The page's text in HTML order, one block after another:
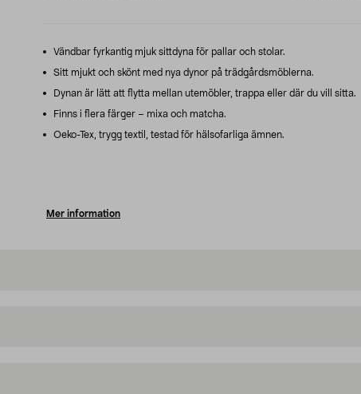
Vändbar fyrkantig mjuk sittdyna för pallar och stolar.
Sitt mjukt och skönt med nya dynor på trädgårdsmöblerna.
Dynan är lätt att flytta mellan utemöbler, trappa eller där du vill sitta.
Finns i flera färger – mixa och matcha.
Oeko-Tex, trygg textil, testad för hälsofarliga ämnen.
Mer information